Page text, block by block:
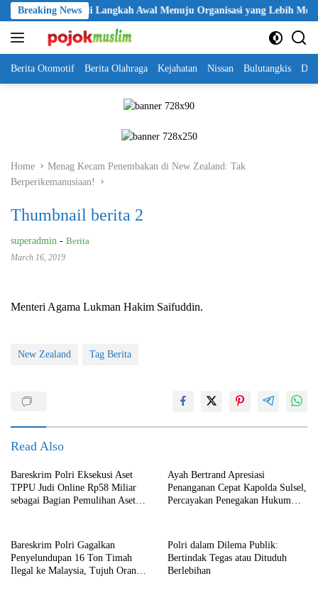
Skip
to
content
Breaking News
KBPP Polri Jadi Langkah Awal Menuju Organisasi yang Lebih Modern
Berita Otomotif Berita Olahraga Kejahatan Nissan Bulutangkis
Home
Menag Kecam Penembakan di New Zealand: Tak
Berperikemanusiaan!
Thumbnail berita 2
superadmin - Berita
March 16, 2019
Menteri Agama Lukman Hakim Saifuddin.
New Zealand Tag Berita
Read Also
Bareskrim Polri Eksekusi Aset
TPPU Judi Online Rp58 Miliar
sebagai Bagian Pemulihan Aset
Ayah Bertrand Apresiasi
Penanganan Cepat Kapolda Sulsel,
Percayakan Penegakan Hukum
Bareskrim Polri Gagalkan
Penyelundupan 16 Ton Timah
Ilegal ke Malaysia, Tujuh Orang
Polri dalam Dilema Publik:
Bertindak Tegas atau Dituduh
Berlebihan